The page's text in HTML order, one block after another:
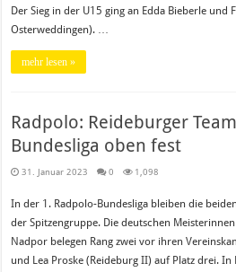
Der Sieg in der U15 ging an Edda Bieberle und
Osterweddingen). …
mehr lesen »
Radpolo: Reideburger
Bundesliga oben fest
31. Januar 2023 0 1,098
In der 1. Radpolo-Bundesliga bleiben die
der Spitzengruppe. Die deutschen
Nadpor belegen Rang zwei vor ihren
und Lea Proske (Reideburg II) auf Platz drei.